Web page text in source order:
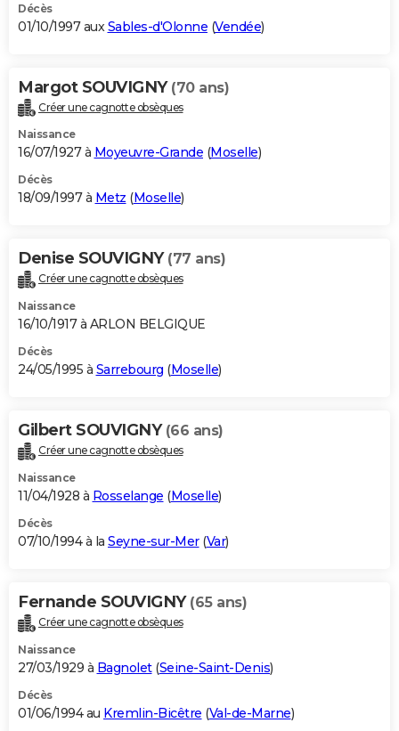
Décès
01/10/1997 aux Sables-d'Olonne (Vendée)
Margot SOUVIGNY (70 ans)
Créer une cagnotte obsèques
Naissance
16/07/1927 à Moyeuvre-Grande (Moselle)
Décès
18/09/1997 à Metz (Moselle)
Denise SOUVIGNY (77 ans)
Créer une cagnotte obsèques
Naissance
16/10/1917 à ARLON BELGIQUE
Décès
24/05/1995 à Sarrebourg (Moselle)
Gilbert SOUVIGNY (66 ans)
Créer une cagnotte obsèques
Naissance
11/04/1928 à Rosselange (Moselle)
Décès
07/10/1994 à la Seyne-sur-Mer(Var)
Fernande SOUVIGNY (65 ans)
Créer une cagnotte obsèques
Naissance
27/03/1929 à Bagnolet(Seine-Saint-Denis)
Décès
01/06/1994 au Kremlin-Bicêtre (Val-de-Marne)